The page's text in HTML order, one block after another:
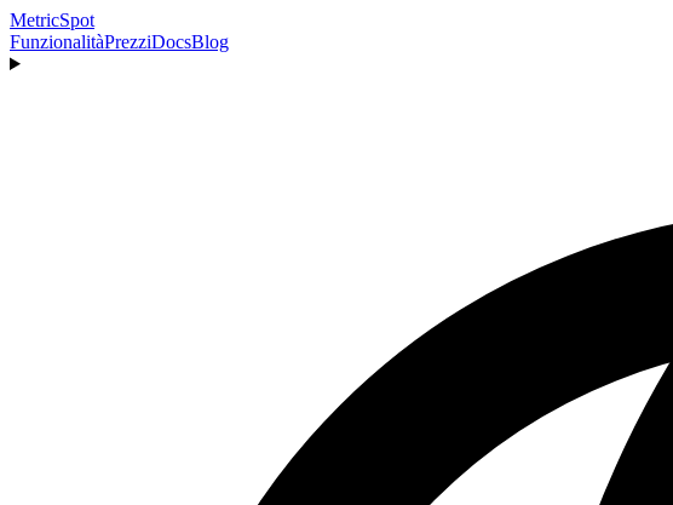
MetricSpot
FunzionalitàPrezziDocsBlog